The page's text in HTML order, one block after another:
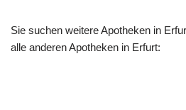
Sie suchen weitere Apotheken in
alle anderen Apotheken in Erfurt: